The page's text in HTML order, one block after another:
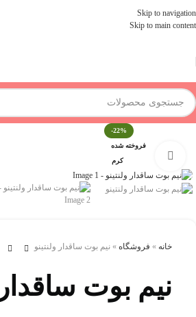
Skip to navigation
Skip to main content
-22%
فروخته شده
کرم
خانه » فروشگاه » نیم بوت ساقدار ولنتینو
نیم بوت ساقدار